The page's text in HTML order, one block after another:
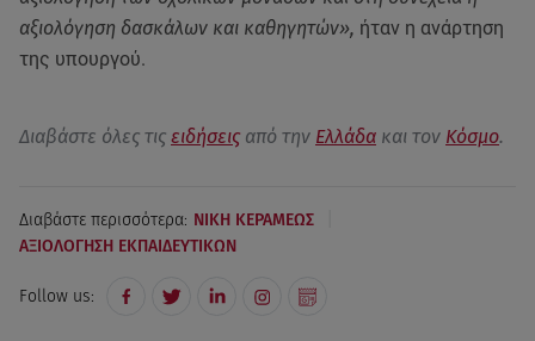
αξιολόγηση δασκάλων και καθηγητών», ήταν η ανάρτηση
της υπουργού.
Διαβάστε όλες τις ειδήσεις από την Ελλάδα και τον Κόσμο.
Διαβάστε περισσότερα: ΝΙΚΗ ΚΕΡΑΜΕΩΣ
ΑΞΙΟΛΟΓΗΣΗ ΕΚΠΑΙΔΕΥΤΙΚΩΝ
Follow us: